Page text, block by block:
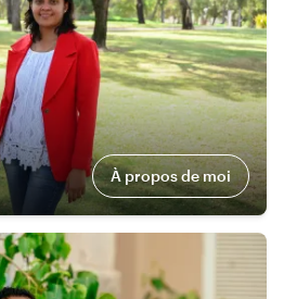
À propos de moi